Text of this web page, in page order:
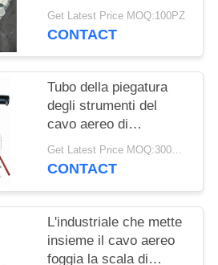
piegatura di elevata
altitudine una garanzia
Get Latest Price MOQ:100PZ
CONTACT
Tubo della piegatura
degli strumenti del
cavo aereo di
ingegneria di
costruzione che
Get Latest Price MOQ:300PCS
CONTACT
L'industriale che mette
insieme il cavo aereo
foggia la scala di